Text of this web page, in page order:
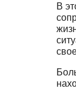
В